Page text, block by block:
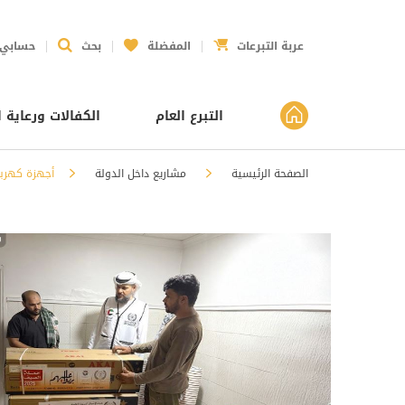
حسابي بحث المفضلة عربة التبرعات
التبرع العام الكفالات ورعاية
الصفحة الرئيسية مشاريع داخل الدولة أجهزة